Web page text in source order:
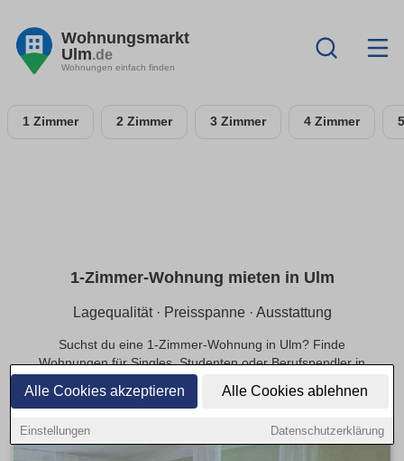
Alle Cookies akzeptieren Alle Cookies ablehnen
Einstellungen Datenschutzerklärung
Wohnungsmarkt
Ulm.de
Wohnungen einfach finden
1 Zimmer 2 Zimmer 3 Zimmer 4 Zimmer
1-Zimmer-Wohnung mieten in Ulm
Lagequalität · Preisspanne · Ausstattung
Suchst du eine 1-Zimmer-Wohnung in Ulm? Finde
Wohnungen für Singles, Studenten oder Berufspendler in
ruhiger oder zentraler Lage, die zu deinem Budget passen.